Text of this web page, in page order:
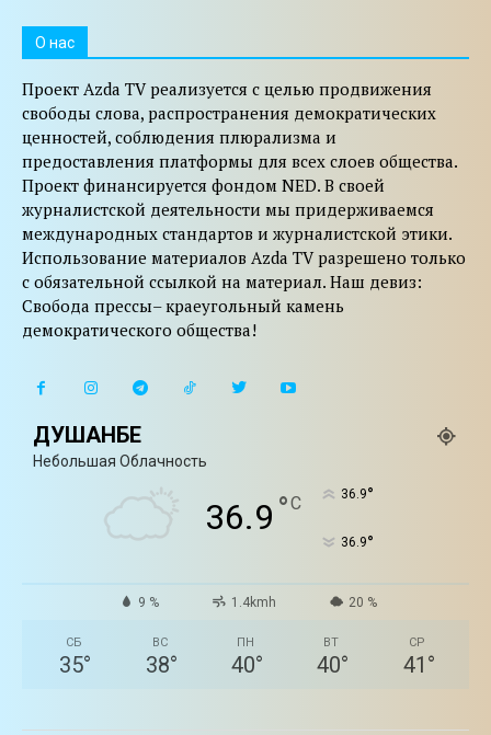
O нас
Проект Azda TV реализуется с целью продвижения
свободы слова, распространения демократических
ценностей, соблюдения плюрализма и
предоставления платформы для всех слоев общества.
Проект финансируется фондом NED. В своей
журналистской деятельности мы придерживаемся
международных стандартов и журналистской этики.
Использование материалов Azda TV разрешено только
с обязательной ссылкой на материал. Наш девиз:
Свобода прессы– краеугольный камень
демократического общества!
ДУШАНБЕ
Небольшая Облачность
36.9 °C 36.9°
36.9°
9 % 1.4kmh 20 %
СБ
35°
ВС
38°
ПН
40°
ВТ
40°
СР
41 °